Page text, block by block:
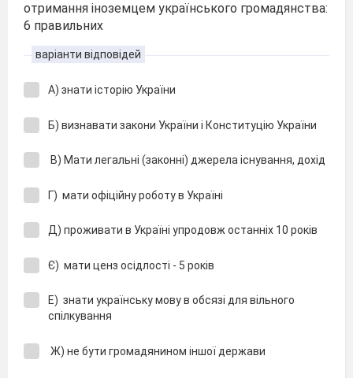
отримання іноземцем українського громадянства:
6 правильних
варіанти відповідей
А) знати історію України
Б) визнавати закони України і Конституцію України
В) Мати легальні (законні) джерела існування, дохід
Г) мати офіційну роботу в Україні
Д) проживати в Україні упродовж останніх 10 років
Є) мати ценз осідлості - 5 років
Е) знати українську мову в обсязі для вільного
спілкування
Ж) не бути громадянином іншої держави